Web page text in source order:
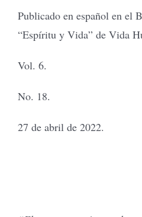
Publicado en español en el
“Espíritu y Vida” de Vida
Vol. 6.
No. 18.
27 de abril de 2022.